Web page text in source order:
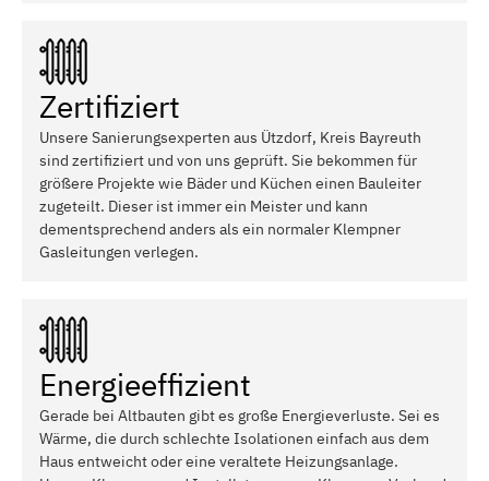
Zertifiziert
Unsere Sanierungsexperten aus Ützdorf, Kreis Bayreuth
sind zertifiziert und von uns geprüft. Sie bekommen für
größere Projekte wie Bäder und Küchen einen Bauleiter
zugeteilt. Dieser ist immer ein Meister und kann
dementsprechend anders als ein normaler Klempner
Gasleitungen verlegen.
Energieeffizient
Gerade bei Altbauten gibt es große Energieverluste. Sei es
Wärme, die durch schlechte Isolationen einfach aus dem
Haus entweicht oder eine veraltete Heizungsanlage.